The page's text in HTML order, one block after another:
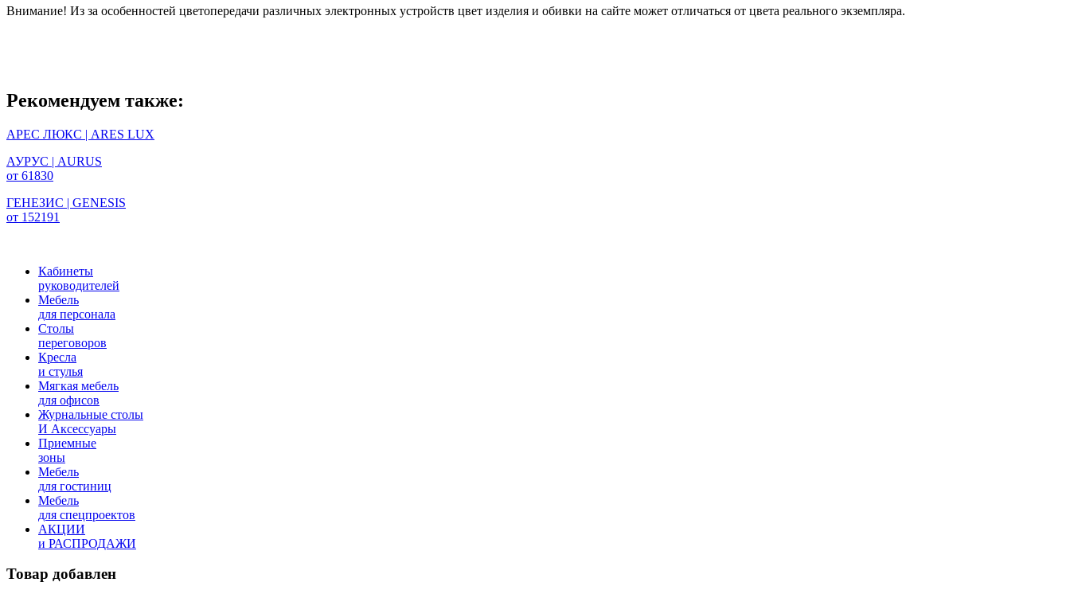
Внимание! Из за особенностей цветопередачи различных электронных устройств цвет изделия и обивки на сайте может отличаться от цвета реального экземпляра.
Рекомендуем также:
АРЕС ЛЮКС | ARES LUX
АУРУС | AURUS
от 61830
ГЕНЕЗИС | GENESIS
от 152191
Кабинеты
руководителей
Мебель
для персонала
Столы
переговоров
Кресла
и стулья
Мягкая мебель
для офисов
Журнальные столы
И Аксессуары
Приемные
зоны
Мебель
для гостиниц
Мебель
для cпецпроектов
АКЦИИ
и РАСПРОДАЖИ
Товар добавлен